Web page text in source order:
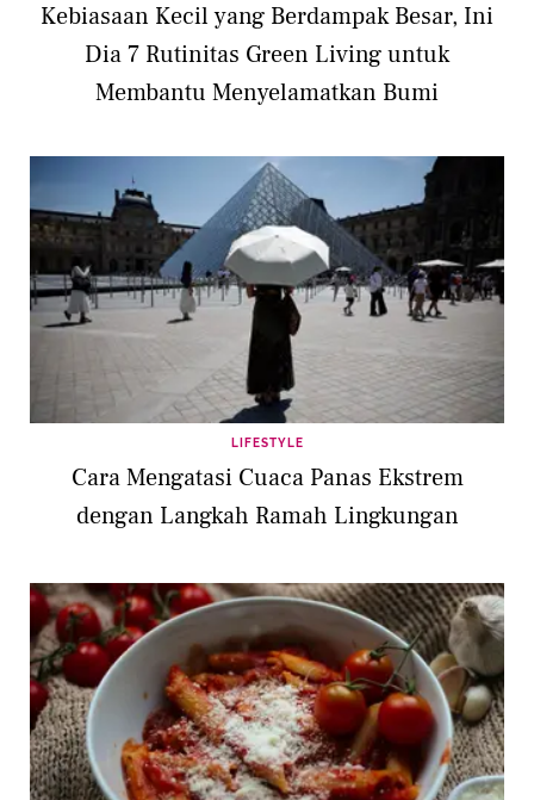
Kebiasaan Kecil yang Berdampak Besar, Ini
Dia 7 Rutinitas Green Living untuk
Membantu Menyelamatkan Bumi
LIFESTYLE
Cara Mengatasi Cuaca Panas Ekstrem
dengan Langkah Ramah Lingkungan